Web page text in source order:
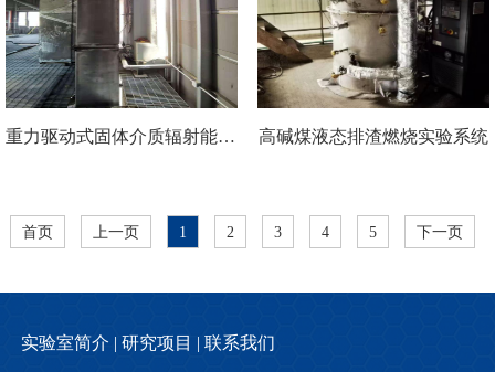
重力驱动式固体介质辐射能吸收测试平台 高碱煤液态排渣燃烧实验系统
首页 上一页 1 2 3 4 5 下一页
实验室简介 | 研究项目 | 联系我们